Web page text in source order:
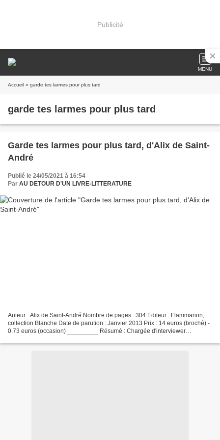
Publicité
MENU
Accueil » garde tes larmes pour plus tard
garde tes larmes pour plus tard
Garde tes larmes pour plus tard, d'Alix de Saint-
André
Publié le 24/05/2021 à 16:54
Par AU DETOUR D'UN LIVRE-LITTERATURE
Auteur : Alix de Saint-André Nombre de pages : 304 Editeur : Flammarion,
collection Blanche Date de parution : Janvier 2013 Prix : 14 euros (broché) -
0.73 euros (occasion) _________ Résumé : Chargée d'interviewer